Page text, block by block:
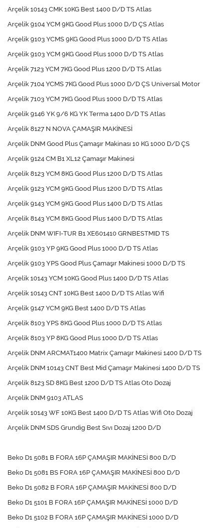
Arçelik 10143 CMK 10KG Best 1400 D/D TS Atlas
Arçelik 9104 YCM 9KG Good Plus 1000 D/D ÇS Atlas
Arçelik 9103 YCMS 9KG Good Plus 1000 D/D TS Atlas
Arçelik 9103 YCM 9KG Good Plus 1000 D/D TS Atlas
Arçelik 7123 YCM 7KG Good Plus 1200 D/D TS Atlas
Arçelik 7104 YCMS 7KG Good Plus 1000 D/D ÇS Universal Motor
Arçelik 7103 YCM 7KG Good Plus 1000 D/D TS Atlas
Arçelik 9146 YK 9/6 KG YK Terma 1400 D/D TS Atlas
Arçelik 8127 N NOVA ÇAMAŞIR MAKİNESİ
Arçelik DNM Good Plus Çamaşır Makinası 10 KG 1000 D/D ÇS
Arçelik 9124 CM B1 XL12 Çamaşır Makinesi
Arçelik 8123 YCM 8KG Good Plus 1200 D/D TS Atlas
Arçelik 9123 YCM 9KG Good Plus 1200 D/D TS Atlas
Arçelik 9143 YCM 9KG Good Plus 1400 D/D TS Atlas
Arçelik 8143 YCM 8KG Good Plus 1400 D/D TS Atlas
Arçelik DNM WIFI-TUR B1 XE601410 GRNBESTMID TS
Arçelik 9103 YP 9KG Good Plus 1000 D/D TS Atlas
Arçelik 9103 YPS Good Plus Çamaşır Makinesi 1000 D/D TS
Arçelik 10143 YCM 10KG Good Plus 1400 D/D TS Atlas
Arçelik 10143 CNT 10KG Best 1400 D/D TS Atlas Wifi
Arçelik 9147 YCM 9KG Best 1400 D/D TS Atlas
Arçelik 8103 YPS 8KG Good Plus 1000 D/D TS Atlas
Arçelik 8103 YP 8KG Good Plus 1000 D/D TS Atlas
Arçelik DNM ARCMAT1400 Matrix Çamaşır Makinesi 1400 D/D TS
Arçelik DNM 10143 CNT Best Mid Çamaşır Makinesi 1400 D/D TS
Arçelik 8123 SD 8KG Best 1200 D/D TS Atlas Oto Dozaj
Arçelik DNM 9103 ATLAS
Arçelik 10143 WF 10KG Best 1400 D/D TS Atlas Wifi Oto Dozaj
Arçelik DNM SDS Grundig Best Sıvı Dozaj 1200 D/D
Beko D1 5081 B FORA 16P ÇAMAŞIR MAKİNESİ 800 D/D
Beko D1 5081 BS FORA 16P ÇAMAŞIR MAKİNESİ 800 D/D
Beko D1 5082 B FORA 16P ÇAMAŞIR MAKİNESİ 800 D/D
Beko D1 5101 B FORA 16P ÇAMAŞIR MAKİNESİ 1000 D/D
Beko D1 5102 B FORA 16P ÇAMAŞIR MAKİNESİ 1000 D/D